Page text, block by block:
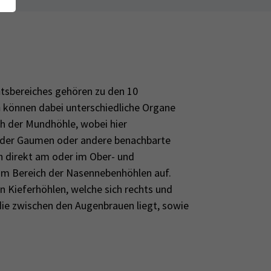
gehören zu den 10
dabei unterschiedliche Organe
der Mundhöhle, wobei hier
Gaumen oder andere benachbarte
direkt am oder im Ober- und
Bereich der Nasennebenhöhlen auf.
Kieferhöhlen, welche sich rechts und
zwischen den Augenbrauen liegt, sowie